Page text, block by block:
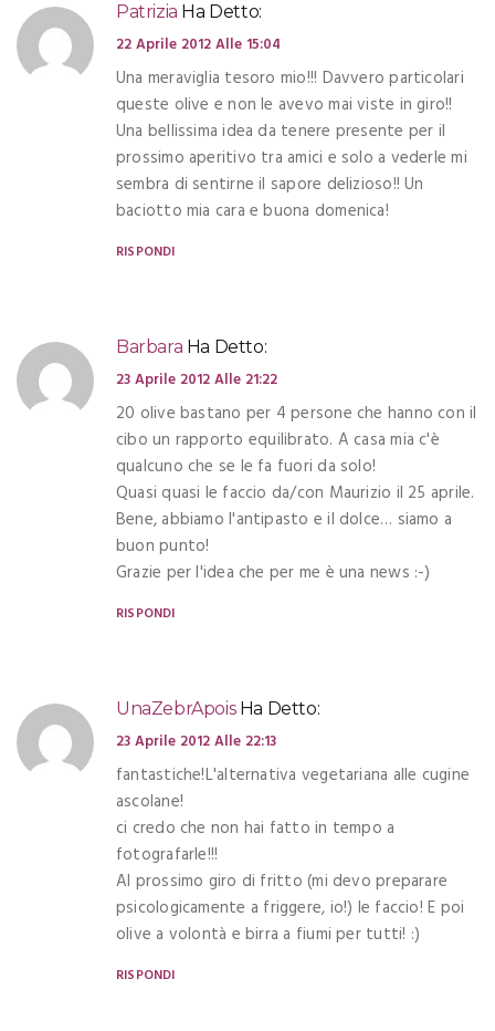
Patrizia Ha Detto:
22 Aprile 2012 Alle 15:04
Una meraviglia tesoro mio!!! Davvero particolari
queste olive e non le avevo mai viste in giro!!
Una bellissima idea da tenere presente per il
prossimo aperitivo tra amici e solo a vederle mi
sembra di sentirne il sapore delizioso!! Un
baciotto mia cara e buona domenica!
RISPONDI
Barbara Ha Detto:
23 Aprile 2012 Alle 21:22
20 olive bastano per 4 persone che hanno con il
cibo un rapporto equilibrato. A casa mia c'è
qualcuno che se le fa fuori da solo!
Quasi quasi le faccio da/con Maurizio il 25 aprile.
Bene, abbiamo l'antipasto e il dolce… siamo a
buon punto!
Grazie per l'idea che per me è una news :-)
RISPONDI
UnaZebrApois Ha Detto:
23 Aprile 2012 Alle 22:13
fantastiche!L'alternativa vegetariana alle cugine
ascolane!
ci credo che non hai fatto in tempo a
fotografarle!!!
Al prossimo giro di fritto (mi devo preparare
psicologicamente a friggere, io!) le faccio! E poi
olive a volontà e birra a fiumi per tutti! :)
RISPONDI